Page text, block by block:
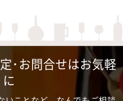
･お問合せはお気軽
に